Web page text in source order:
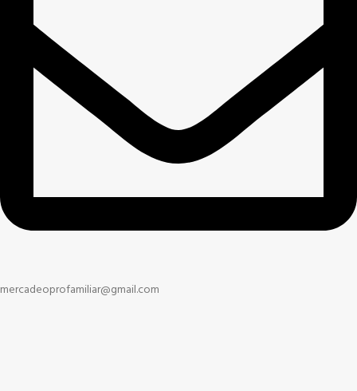
mercadeoprofamiliar@gmail.com